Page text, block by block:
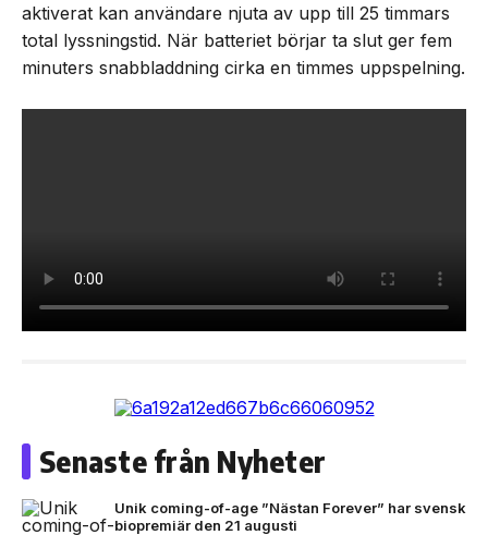
aktiverat kan användare njuta av upp till 25 timmars
total lyssningstid. När batteriet börjar ta slut ger fem
minuters snabbladdning cirka en timmes uppspelning.
Senaste från Nyheter
Unik coming-of-age ”Nästan Forever” har svensk
biopremiär den 21 augusti